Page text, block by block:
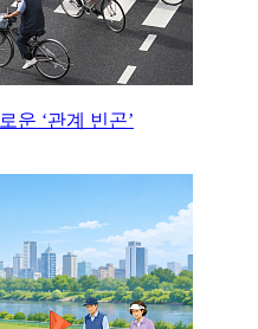
운 ‘관계 빈곤’